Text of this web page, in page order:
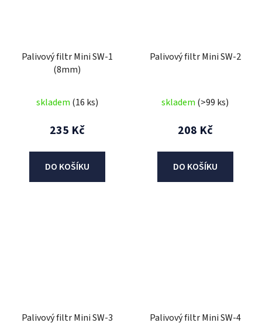
Palivový filtr Mini SW-1
(8mm)
skladem (16 ks)
235 Kč
DO KOŠÍKU
Palivový filtr Mini SW-2
skladem (>99 ks)
208 Kč
DO KOŠÍKU
Palivový filtr Mini SW-3 Palivový filtr Mini SW-4